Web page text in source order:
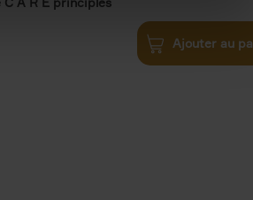
Ajouter au